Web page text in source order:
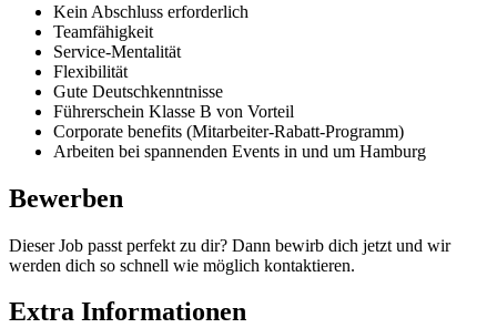
Kein Abschluss erforderlich
Teamfähigkeit
Service-Mentalität
Flexibilität
Gute Deutschkenntnisse
Führerschein Klasse B von Vorteil
Corporate benefits (Mitarbeiter-Rabatt-Programm)
Arbeiten bei spannenden Events in und um Hamburg
Bewerben
Dieser Job passt perfekt zu dir? Dann bewirb dich jetzt und wir
werden dich so schnell wie möglich kontaktieren.
Extra Informationen